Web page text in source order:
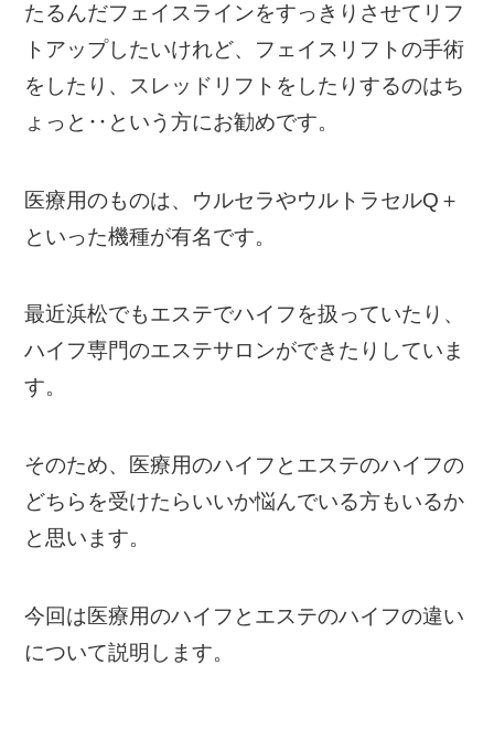
たるんだフェイスラインをすっきりさせてリフ
トアップしたいけれど、フェイスリフトの手術
をしたり、スレッドリフトをしたりするのはち
ょっと‥という方にお勧めです。
医療用のものは、ウルセラやウルトラセルQ＋
といった機種が有名です。
最近浜松でもエステでハイフを扱っていたり、
ハイフ専門のエステサロンができたりしていま
す。
そのため、医療用のハイフとエステのハイフの
どちらを受けたらいいか悩んでいる方もいるか
と思います。
今回は医療用のハイフとエステのハイフの違い
について説明します。